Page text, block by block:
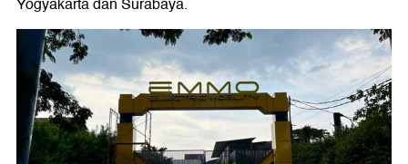
Yogyakarta dan Surabaya.